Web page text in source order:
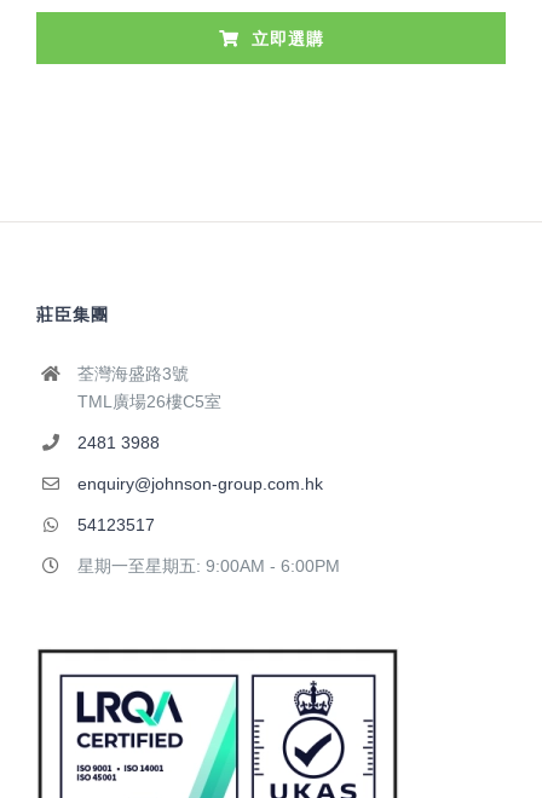
立即選購
莊臣集團
荃灣海盛路3號
TML廣場26樓C5室
2481 3988
enquiry@johnson-group.com.hk
54123517
星期一至星期五: 9:00AM - 6:00PM